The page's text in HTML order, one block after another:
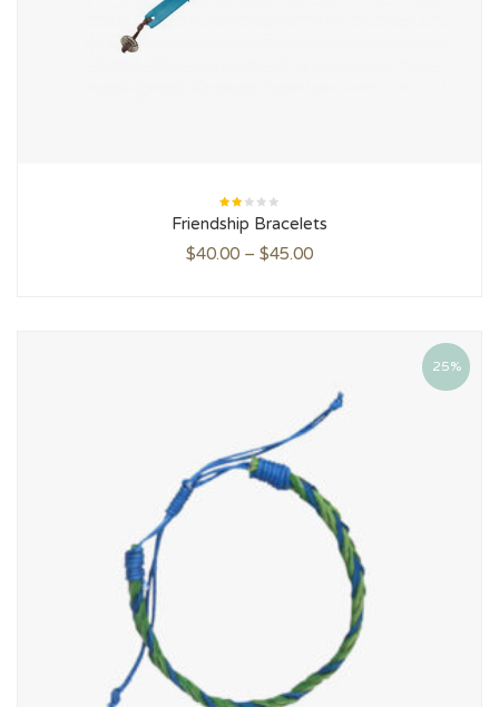
Rated
2.00
out
of
5
Friendship Bracelets
$40.00 – $45.00
25%